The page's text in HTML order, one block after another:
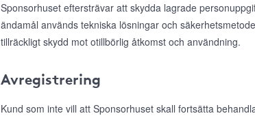
Sponsorhuset eftersträvar att skydda lagrade
ändamål används tekniska lösningar och
tillräckligt skydd mot otillbörlig åtkomst och användning.
Avregistrering
Kund som inte vill att Sponsorhuset skall fortsätta